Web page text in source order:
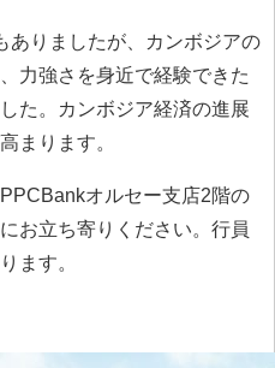
ありましたが、カンボジアの
力強さを身近で経験できた
た。カンボジア経済の進展
まります。
オルセー支店2階の
お立ち寄りください。行員
ます。